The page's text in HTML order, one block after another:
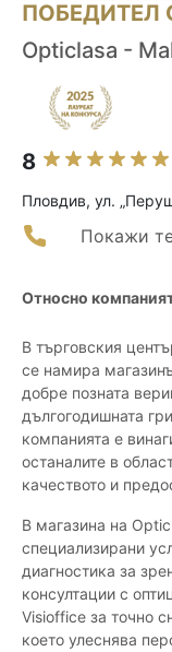
ПОБЕДИТЕЛ
Opticlasa -
8
Пловдив, ул.
Покажи
Относно
В търговския
се намира
добре позната
дългогодишната
компанията е
останалите в
качеството и
В магазина на
специализирани
диагностика за
консултации с
Visioffice за точно
което улеснява